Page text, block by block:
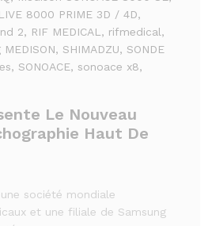
8000 PRIME 3D / 4D,
2, RIF MEDICAL , rifmedical,
, SHIMADZU, SONDE
, SONOACE, sonoace x8,
Le Nouveau
Haut De
société mondiale
et une filiale de Samsung